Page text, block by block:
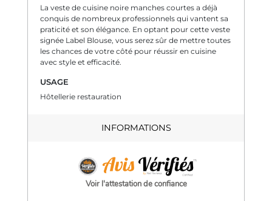
La veste de cuisine noire manches courtes a déjà
conquis de nombreux professionnels qui vantent sa
praticité et son élégance. En optant pour cette veste
signée Label Blouse, vous serez sûr de mettre toutes
les chances de votre côté pour réussir en cuisine
avec style et efficacité.
USAGE
Hôtellerie restauration
INFORMATIONS
Voir l'attestation de confiance